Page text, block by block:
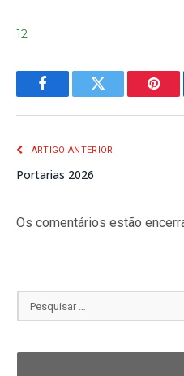
12
FacebookTwitter
ARTIGO ANTERIOR
Portarias 2026
Os comentários estão